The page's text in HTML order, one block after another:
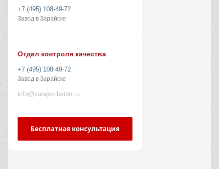
+7 (495) 108-49-72
Завод в Зарайске
Отдел контроля качества
+7 (495) 108-49-72
Завод в Зарайске
info@zarajsk-beton.ru
Бесплатная консультация